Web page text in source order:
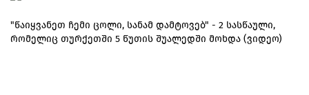
"წაიყვანეთ ჩემი ცოლი, სანამ დამტოვებ" - 2 სასწაული,
რომელიც თურქეთში 5 წუთის შუალედში მოხდა (ვიდეო)